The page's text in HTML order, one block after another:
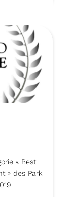
« Best
» des Park